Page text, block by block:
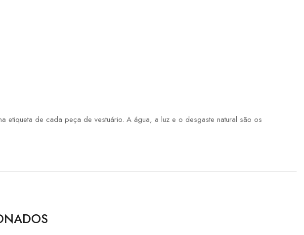
de cada peça de vestuário. A água, a luz e o desgaste natural são os